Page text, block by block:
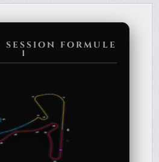
SESSION FORMULE
1